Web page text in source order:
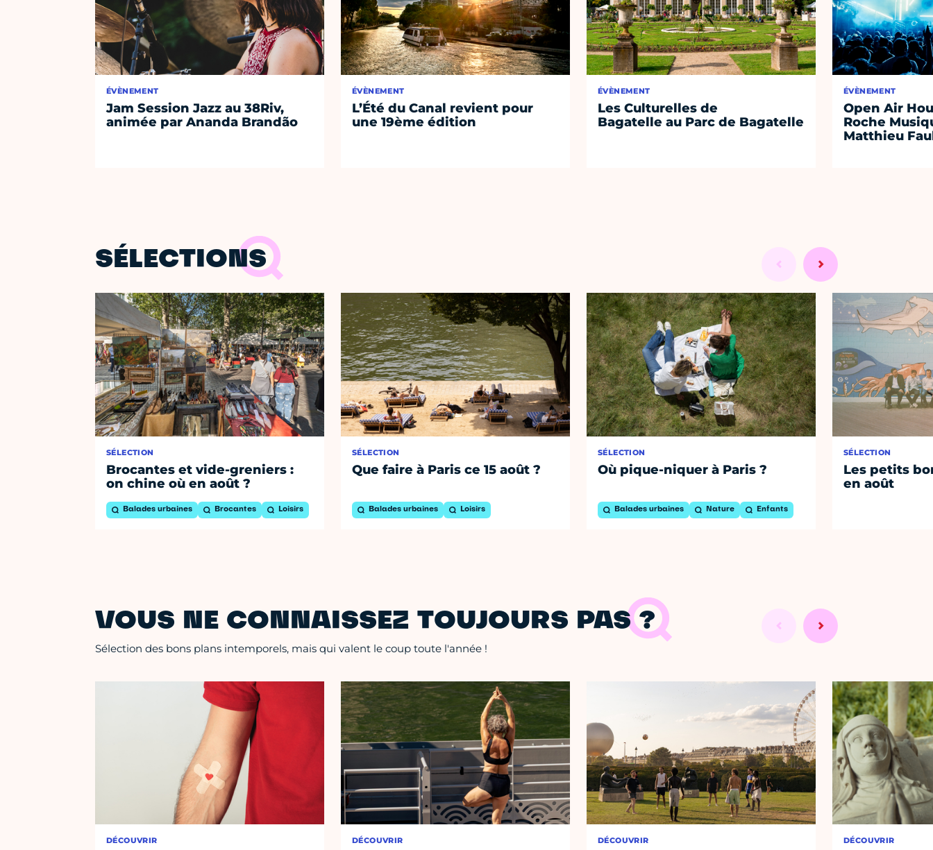
ÉVÈNEMENT
Jam Session Jazz au 38Riv,
animée par Ananda Brandão
ÉVÈNEMENT
L’Été du Canal revient pour
une 19ème édition
ÉVÈNEMENT
Les Culturelles de
Bagatelle au Parc de Bagatelle
ÉVÈNEMENT
Open Air
Roche
Matthieu
SÉLECTIONS
SÉLECTION
Brocantes et vide-greniers :
on chine où en août ?
Balades urbaines Brocantes Loisirs
SÉLECTION
Que faire à Paris ce 15 août ?
Balades urbaines Loisirs
SÉLECTION
Où pique-niquer à Paris ?
Balades urbaines Nature Enfants
SÉLECTION
Les petits
en août
VOUS NE CONNAISSEZ TOUJOURS PAS ?
Sélection des bons plans intemporels, mais qui valent le coup toute l'année !
DÉCOUVRIR DÉCOUVRIR DÉCOUVRIR DÉCOUVRIR